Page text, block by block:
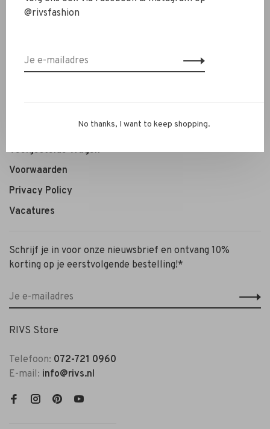
Contact
Personal Styling / Private Shopping
Veelgestelde vragen
Voorwaarden
Privacy Policy
Vacatures
Schrijf je in voor onze nieuwsbrief en ontvang 10%
korting op je eerstvolgende bestelling!*
RIVS Store
Telefoon: 072-721 0960
E-mail: info@rivs.nl
@rivsfashion
No thanks, I want to keep shopping.